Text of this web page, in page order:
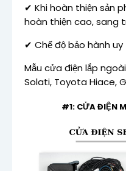
✔ Khi hoàn thiện sản
hoàn thiện cao, sang
✔ Chếđộbảo hành uy
Mẫu cửa điện lắp
Solati, Toyota Hiace,
#1: CỬA ĐIỆN